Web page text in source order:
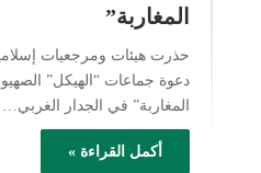
المغاربة”
حذرت هيئات ومرجعيات
دعوة جماعات “الهيكل”
المغاربة” في الجدار الغربي…
أكمل القراءة »